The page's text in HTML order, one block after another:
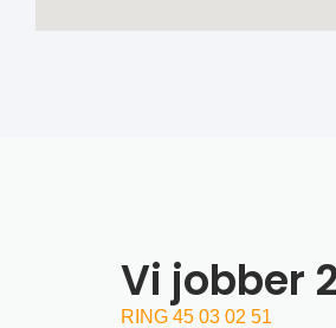
Vi jobber
RING 45 03 02 51